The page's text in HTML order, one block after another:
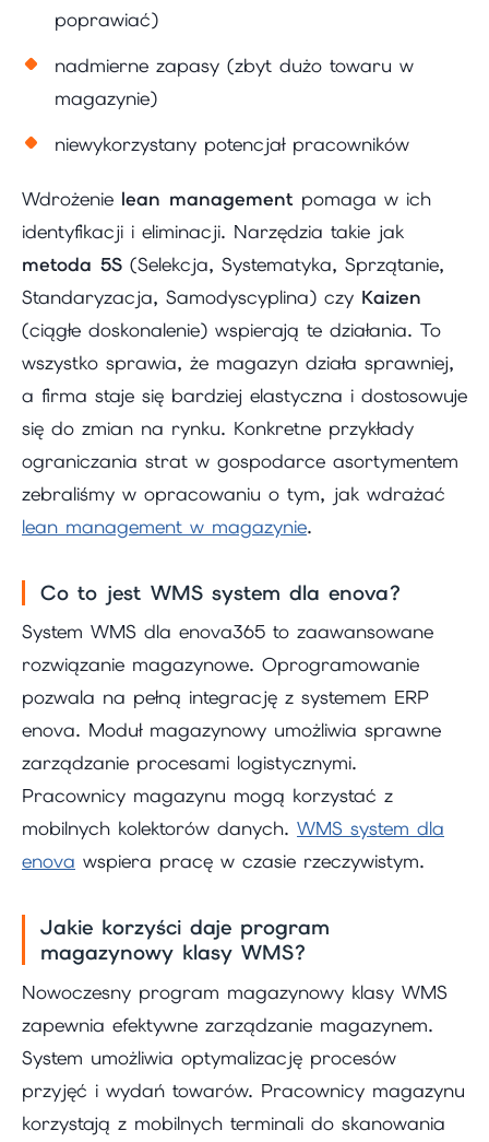
poprawiać)
nadmierne zapasy (zbyt dużo towaru w
magazynie)
niewykorzystany potencjał pracowników
Wdrożenie lean management pomaga w ich
identyfikacji i eliminacji. Narzędzia takie jak
metoda 5S (Selekcja, Systematyka, Sprzątanie,
Standaryzacja, Samodyscyplina) czy Kaizen
(ciągłe doskonalenie) wspierają te działania. To
wszystko sprawia, że magazyn działa sprawniej,
a firma staje się bardziej elastyczna i dostosowuje
się do zmian na rynku. Konkretne przykłady
ograniczania strat w gospodarce asortymentem
zebraliśmy w opracowaniu o tym, jak wdrażać
lean management w magazynie.
Co to jest WMS system dla enova?
System WMS dla enova365 to zaawansowane
rozwiązanie magazynowe. Oprogramowanie
pozwala na pełną integrację z systemem ERP
enova. Moduł magazynowy umożliwia sprawne
zarządzanie procesami logistycznymi.
Pracownicy magazynu mogą korzystać z
mobilnych kolektorów danych. WMS system dla
enova wspiera pracę w czasie rzeczywistym.
Jakie korzyści daje program
magazynowy klasy WMS?
Nowoczesny program magazynowy klasy WMS
zapewnia efektywne zarządzanie magazynem.
System umożliwia optymalizację procesów
przyjęć i wydań towarów. Pracownicy magazynu
korzystają z mobilnych terminali do skanowania